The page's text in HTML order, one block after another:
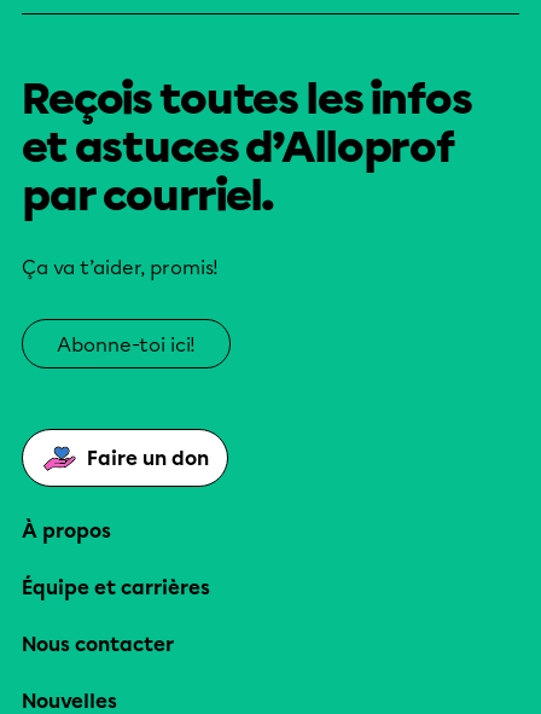
Reçois toutes les infos
et astuces d’Alloprof
par courriel.
Ça va t’aider, promis!
Abonne-toi ici!
Faire un don
À propos
Équipe et carrières
Nous contacter
Nouvelles